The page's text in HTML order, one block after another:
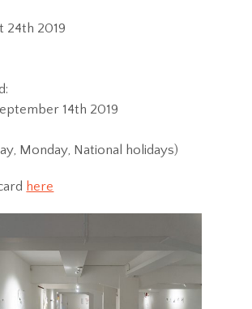
24th 2019
14th 2019
Monday, National holidays)
here